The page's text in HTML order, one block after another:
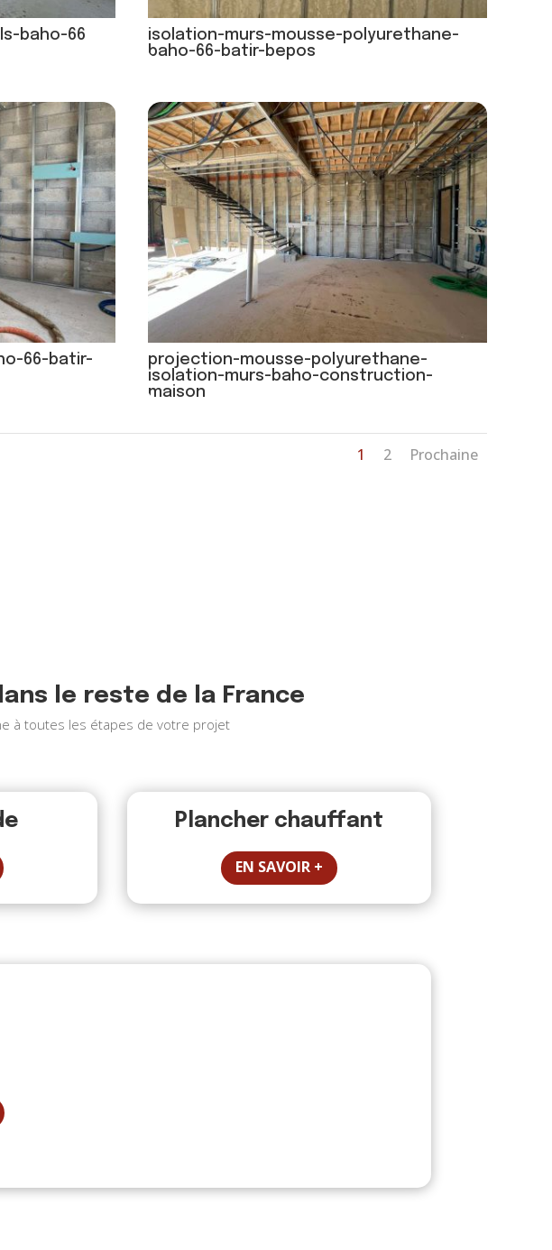
baho-66
isolation-murs-mousse-polyurethane-
baho-66-batir-bepos
66-batir-
projection-mousse-polyurethane-
isolation-murs-baho-construction-
maison
1 2 Prochaine
le reste de la France
à toutes les étapes de votre projet
Plancher chauffant
EN SAVOIR +